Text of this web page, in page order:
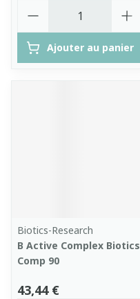
Ajouter au panier
Biotics-Research
B Active Complex Biotics
Comp 90
43,44 €